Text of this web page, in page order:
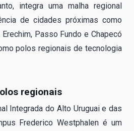
integra uma malha regional
de cidades próximas como
Passo Fundo e Chapecó
polos regionais de tecnologia
regionais
Integrada do Alto Uruguai e das
Frederico Westphalen é um